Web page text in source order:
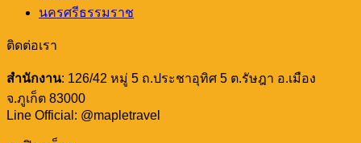
นครศรีธรรมราช
ติดต่อเรา
สำนักงาน: 126/42 หมู่ 5 ถ.ประชาอุทิศ 5 ต.รัษฎา อ.เมือง
จ.ภูเก็ต 83000
Line Official: @mapletravel